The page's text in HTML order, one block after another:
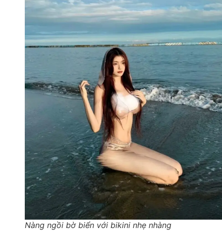
Nàng ngồi bờ biển với bikini nhẹ nhàng